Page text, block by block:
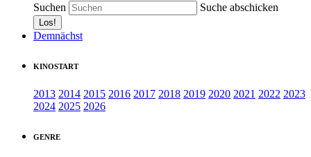
Suchen Suche abschicken
Demnächst
KINOSTART
2013 2014 2015 2016 2017 2018 2019 2020 2021 2022 2023
2024 2025 2026
GENRE